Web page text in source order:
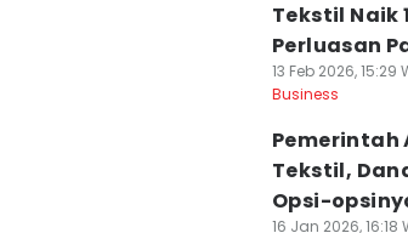
Tekstil Naik
Perluasan
13 Feb 2026, 15:29
Business
Pemerintah
Tekstil,
Opsi-
16 Jan 2026, 16:18